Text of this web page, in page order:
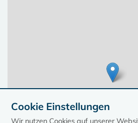
Cookie Einstellungen
Wir nutzen Cookies auf unserer